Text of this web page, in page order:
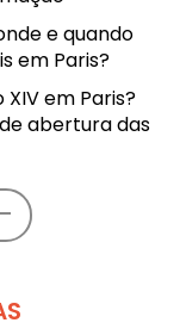
e quando
em Paris?
em Paris?
abertura das